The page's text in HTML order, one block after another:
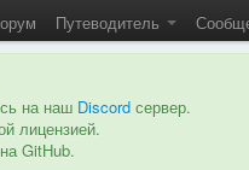
Путеводитель
на наш Discord сервер.
лицензией.
GitHub.